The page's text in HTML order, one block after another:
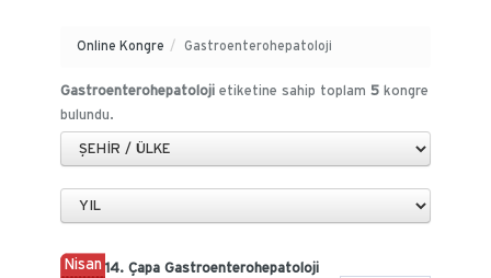
Online Kongre / Gastroenterohepatoloji
Gastroenterohepatoloji etiketine sahip toplam 5 kongre
bulundu.
Nisan 14. Çapa Gastroenterohepatoloji